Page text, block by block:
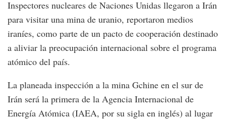
Inspectores nucleares de Naciones Unidas llegaron a Irán
para visitar una mina de uranio, reportaron medios
iraníes, como parte de un pacto de cooperación destinado
a aliviar la preocupación internacional sobre el programa
atómico del país.
La planeada inspección a la mina Gchine en el sur de
Irán será la primera de la Agencia Internacional de
Energía Atómica (IAEA, por su sigla en inglés) al lugar